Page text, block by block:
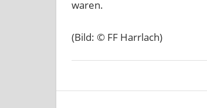
waren.
(Bild: © FF Harrlach)